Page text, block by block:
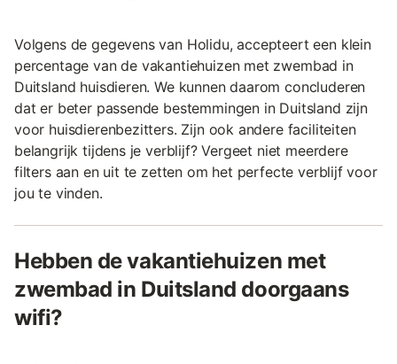
Volgens de gegevens van Holidu, accepteert een klein
percentage van de vakantiehuizen met zwembad in
Duitsland huisdieren. We kunnen daarom concluderen
dat er beter passende bestemmingen in Duitsland zijn
voor huisdierenbezitters. Zijn ook andere faciliteiten
belangrijk tijdens je verblijf? Vergeet niet meerdere
filters aan en uit te zetten om het perfecte verblijf voor
jou te vinden.
Hebben de vakantiehuizen met
zwembad in Duitsland doorgaans
wifi?